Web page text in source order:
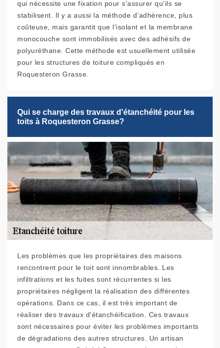
qui nécessite une fixation pour s'assurer qu'ils se
stabilisent. Il y a aussi la méthode d’adhérence, plus
coûteuse, mais garantit que l'isolant et la membrane
monocouche sont immobilisés avec des adhésifs de
polyuréthane. Cette méthode est usuellement utilisée
pour les structures de toiture compliqués en
Roquesteron Grasse.
Qui se charge des travaux d'étanchéité pour les
toits à Roquesteron Grasse?
Les problèmes que les propriétaires des maisons
rencontrent pour le toit sont innombrables. Les
infiltrations et les fuites sont récurrentes si les
propriétaires négligent la réalisation des différentes
opérations. Dans ce cas, il est très important de
réaliser des travaux d'étanchéification. Ces travaux
sont nécessaires pour éviter les problèmes importants
de dégradations des autres structures. Un artisan